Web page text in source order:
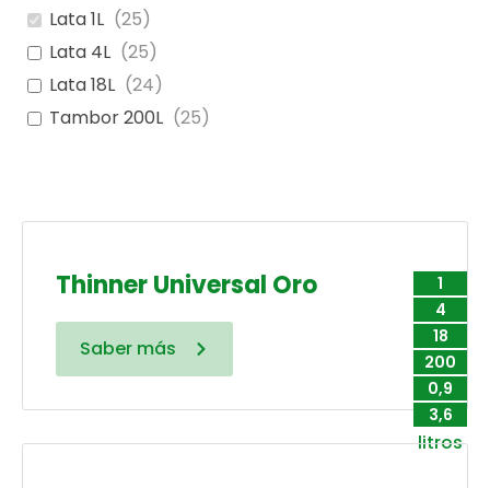
Lata 1L (25)
Lata 4L (25)
Lata 18L (24)
Tambor 200L (25)
1
4
18
200
0,9
3,6
litros
Thinner Universal Oro
Saber más